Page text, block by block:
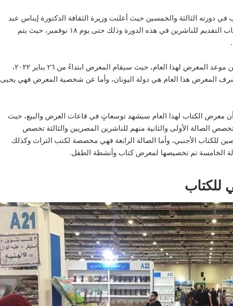
في دورته الثالثة والخمسين حيث أعلنت وزيرة الثقافة الدكتورة إيناس عبد
الدايم عن بعض تفاصيل المعرض، منها أنه تم فتح باب التقديم للناشرين في هذه الدورة وذلك حتى يوم ١٨ نوفمبر، حيث يتم
وقد أعلن رئيس الهيئة العامة للكتاب هيثم الحاج عن موعد المعرض لهذا العام، حيث سيقام المعرض ابتداءً من ٢٦ يناير ٢٠٢٢،
ضيف شرف المعرض هذا العام هي دولة اليونان، وأما عن شخصية المعرض فهي يحيى
أن معرض الكتاب لهذا العام سيشهد توسعاتٍ في قاعات العرض والبيع، حيث
الأولى والثانية منهم للناشرين المصريين والثالثة تخصص
للكتاب الأجنبي، وأما الصالة الرابعة فهي مخصصة لكتب التراث وكذلك
الخامسة تم تخصيصها لمعرض كتاب وأنشطة الطفل.
للكتاب